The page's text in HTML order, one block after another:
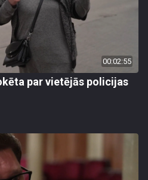
00:02:55
par vietējās policijas